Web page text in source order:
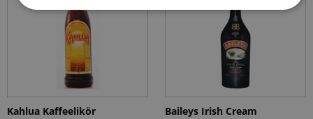
Kahlua Kaffeelikör Baileys Irish Cream